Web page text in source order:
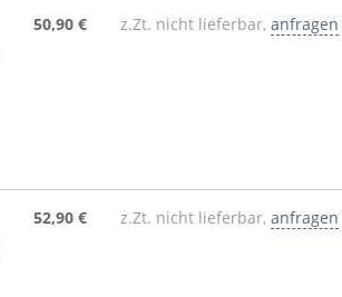
50,90 € z.Zt. nicht lieferbar, anfragen
52,90 € z.Zt. nicht lieferbar, anfragen